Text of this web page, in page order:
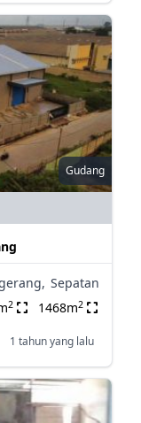
Gudang
Sepatan
2 1468m2
1 tahun yang lalu